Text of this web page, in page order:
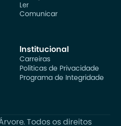
Ler
Comunicar
Institucional
Carreiras
Politicas de Privacidade
Programa de Integridade
Todos os direitos